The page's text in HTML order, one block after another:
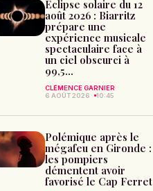
Éclipse solaire du 12
août 2026 : Biarritz
prépare une
expérience musicale
spectaculaire face à
un ciel obscurci à
99,5...
CLÉMENCE GARNIER
6 AOÛT 2026
10:45
Polémique après le
mégafeu en Gironde :
les pompiers
démentent avoir
favorisé le Cap Ferret